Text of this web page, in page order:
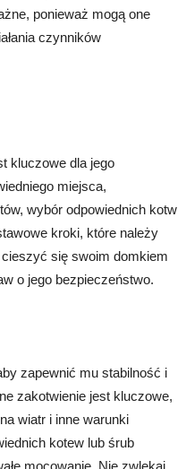
ponieważ mogą one
czynników
kluczowe dla jego
miejsca,
wybór odpowiednich kotw
kroki, które należy
się swoim domkiem
o jego bezpieczeństwo.
zapewnić mu stabilność i
zakotwienie jest kluczowe,
wiatr i inne warunki
kotew lub śrub
mocowanie. Nie zwlekaj,